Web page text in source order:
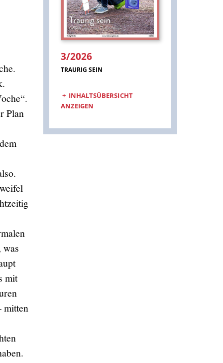
Plan
mit
mitten
3/2026
:
TRAURIG SEIN
INHALTSÜBERSICHT
ANZEIGEN